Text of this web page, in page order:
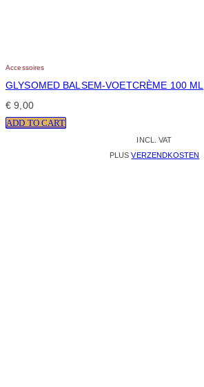
Accessoires
GLYSOMED BALSEM-VOETCRÈME 100 ML
€ 9,00
ADD TO CART
INCL. VAT
PLUSVERZENDKOSTEN